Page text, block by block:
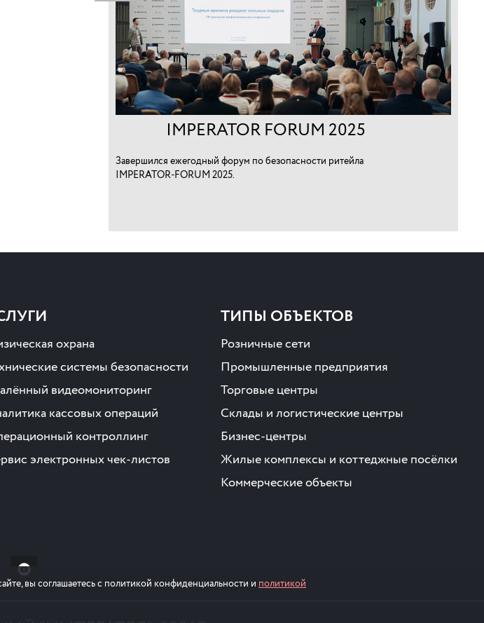
IMPERATOR FORUM 2025
Завершился ежегодный форум по безопасности ритейла
IMPERATOR-FORUM 2025.
охрана
системы безопасности
видеомониторинг
кассовых операций
контроллинг
электронных чек-листов
ТИПЫ ОБЪЕКТОВ
Розничные сети
Промышленные предприятия
Торговые центры
Склады и логистические центры
Бизнес-центры
Жилые комплексы и коттеджные посёлки
Коммерческие объекты
вы соглашаетесь с политикой конфиденциальности и политикой